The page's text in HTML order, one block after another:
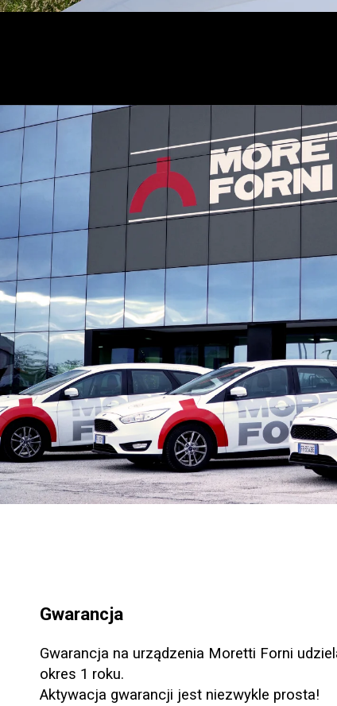
Gwarancja
Gwarancja na urządzenia Moretti Forni
okres 1 roku.
Aktywacja gwarancji jest niezwykle prosta!